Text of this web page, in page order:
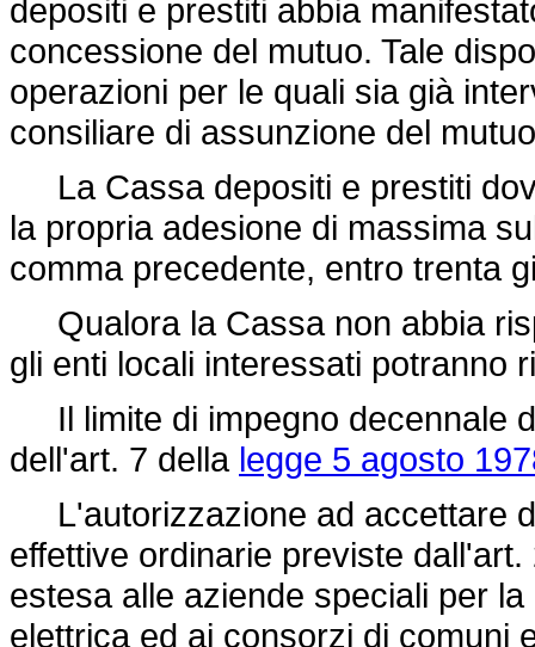
depositi e prestiti abbia
concessione del mutuo. Tale
operazioni per le quali sia già
consiliare di assunzione del
La Cassa depositi e prestiti
la propria adesione di massima
comma precedente, entro trenta
Qualora la Cassa non abbia
gli enti locali interessati potranno
Il limite di impegno decennale
dell'art. 7 della legge 5 agosto
L'autorizzazione ad accettare
effettive ordinarie previste
estesa alle aziende speciali per
elettrica ed ai consorzi di comuni